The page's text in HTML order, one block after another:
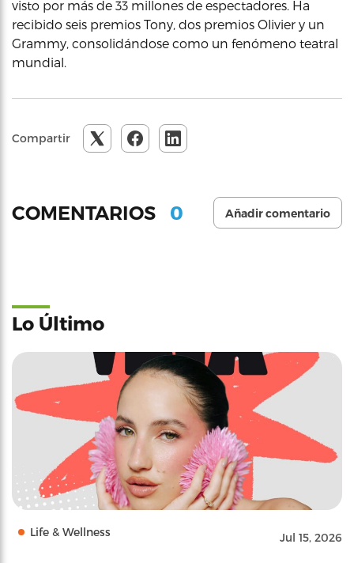
visto por más de 33 millones de espectadores. Ha
recibido seis premios Tony, dos premios Olivier y un
Grammy, consolidándose como un fenómeno teatral
mundial.
Compartir
COMENTARIOS 0 Añadir comentario
Lo Último
Life & Wellness Jul 15, 2026